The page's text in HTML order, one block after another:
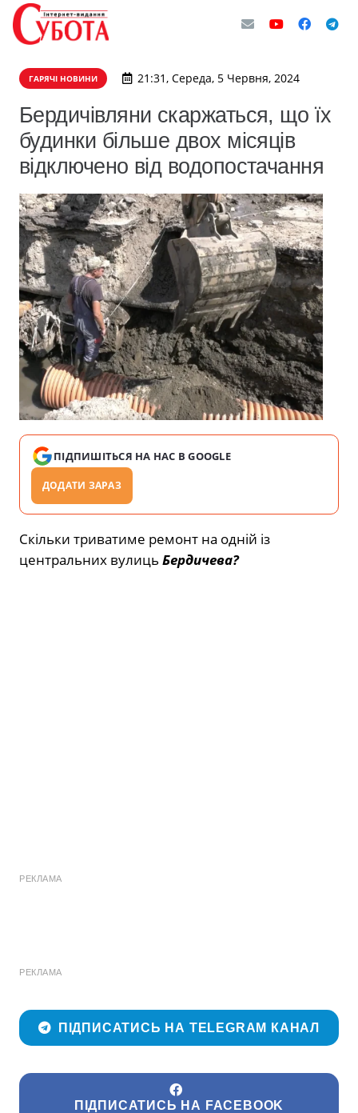
ГАРЯЧІ НОВИНИ 21:31, Середа, 5 Червня, 2024
Бердичівляни скаржаться, що їх
будинки більше двох місяців
відключено від водопостачання
ПІДПИШІТЬСЯ НА НАС В GOOGLE
ДОДАТИ ЗАРАЗ
Скільки триватиме ремонт на одній із
центральних вулиць Бердичева?
РЕКЛАМА
РЕКЛАМА
ПІДПИСАТИСЬ НА TELEGRAM КАНАЛ
ПІДПИСАТИСЬ НА FACEBOOK